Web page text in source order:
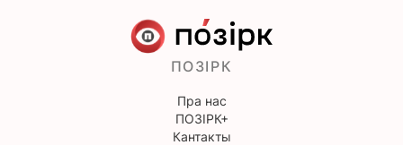
ПОЗІРК
Пра нас
ПОЗІРК+
Кантакты